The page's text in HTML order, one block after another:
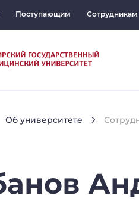
Поступающим Сотрудникам
Об университете